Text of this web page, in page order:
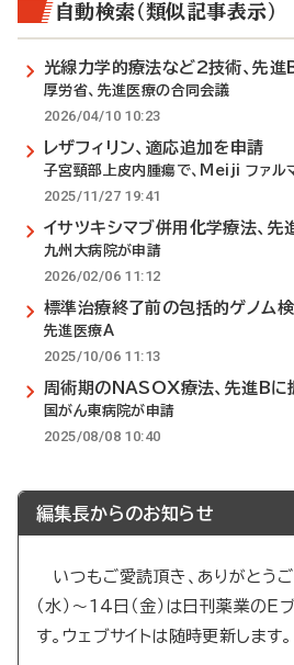
自動検索（類似記事表示）
光線力学的療法など2技術、先進B
厚労省、先進医療の合同会議
2026/04/10 10:23
レザフィリン、適応追加を申請
子宮頸部上皮内腫瘍で、Meiji ファル
2025/11/27 19:41
イサツキシマブ併用化学療法、先
九州大病院が申請
2026/02/06 11:12
標準治療終了前の包括的ゲノム検
先進医療A
2025/10/06 11:13
周術期のNASOX療法、先進Bに
国がん東病院が申請
2025/08/08 10:40
編集長からのお知らせ
いつもご愛読頂き、ありがとう
（水）～14日（金）は日刊薬業のE
す。ウェブサイトは随時更新します。